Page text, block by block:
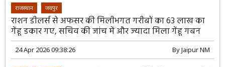
राजस्थान जयपुर
राशन डीलर्स से अफसर की मिलीभगत गरीबों का 63 लाख का
गेंहू डकार गए, सचिव की जांच में और ज्यादा मिला गेंहू गबन
24 Apr 2026 09:38:26 ByJaipur NM